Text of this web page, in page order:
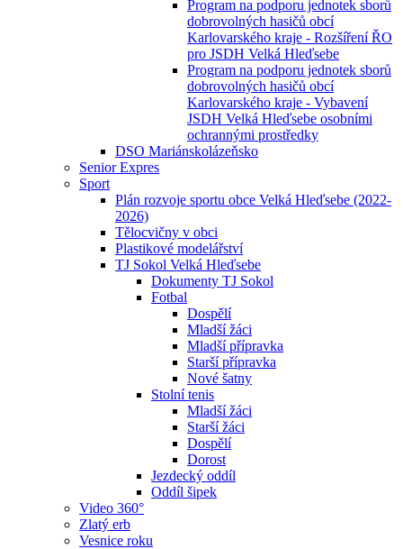
Program na podporu jednotek sborů
dobrovolných hasičů obcí
Karlovarského kraje - Rozšíření ŘO
pro JSDH Velká Hleďsebe
Program na podporu jednotek sborů
dobrovolných hasičů obcí
Karlovarského kraje - Vybavení
JSDH Velká Hleďsebe osobními
ochrannými prostředky
DSO Mariánskolázeňsko
Senior Expres
Sport
Plán rozvoje sportu obce Velká Hleďsebe (2022-
2026)
Tělocvičny v obci
Plastikové modelářství
TJ Sokol Velká Hleďsebe
Dokumenty TJ Sokol
Fotbal
Dospělí
Mladší žáci
Mladší přípravka
Starší přípravka
Nové šatny
Stolní tenis
Mladší žáci
Starší žáci
Dospělí
Dorost
Jezdecký oddíl
Oddíl šipek
Video 360°
Zlatý erb
Vesnice roku